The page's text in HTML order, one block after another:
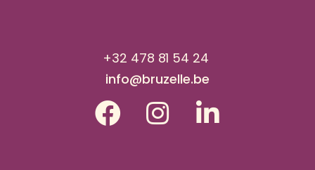
+32 478 81 54 24
info@bruzelle.be